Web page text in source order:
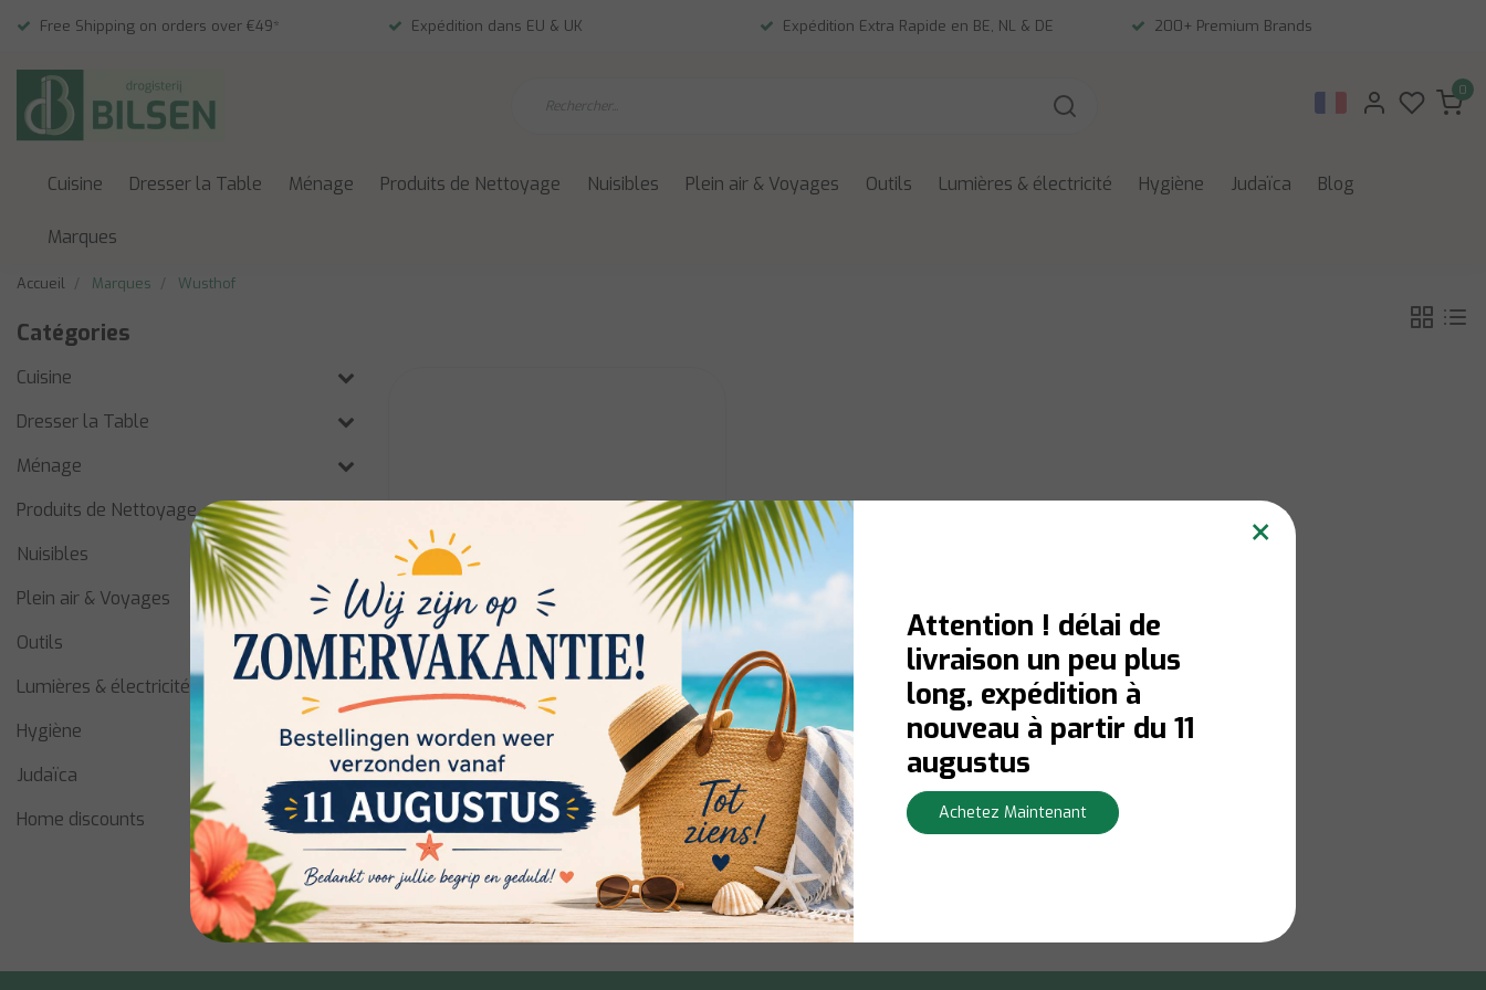
Free Shipping on orders over €49* Expédition dans EU & UK Expédition Extra Rapide en BE, NL & DE 200+ Premium Brands
0
Cuisine Dresser la Table Ménage Produits de Nettoyage Nuisibles Plein air & Voyages Outils Lumières & électricité Hygiène Judaïca Blog
Marques
Accueil Marques Wusthof
Catégories
Cuisine
Dresser la Table
Ménage
Produits de Nettoyage
Nuisibles
Plein air & Voyages
Outils
Lumières & électricité
Hygiène
Judaïca
Home discounts
Wusthof
Couteau à légumes 3003, 10cm
vert
En stock: Livraison en 1 à 3 jours ouvrables
€4,50 Afficher
×
Attention ! délai de
livraison un peu plus
long, expédition à
nouveau à partir du 11
augustus
Achetez Maintenant